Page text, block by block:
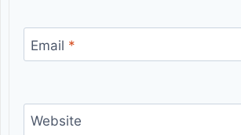
Email *
Website